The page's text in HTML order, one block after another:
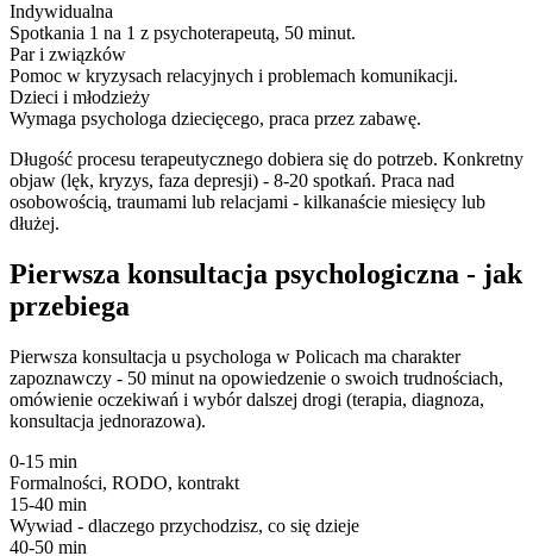
Indywidualna
Spotkania 1 na 1 z psychoterapeutą, 50 minut.
Par i związków
Pomoc w kryzysach relacyjnych i problemach komunikacji.
Dzieci i młodzieży
Wymaga psychologa dziecięcego, praca przez zabawę.
Długość procesu terapeutycznego dobiera się do potrzeb. Konkretny
objaw (lęk, kryzys, faza depresji) - 8-20 spotkań. Praca nad
osobowością, traumami lub relacjami - kilkanaście miesięcy lub
dłużej.
Pierwsza konsultacja psychologiczna - jak
przebiega
Pierwsza konsultacja u psychologa w Policach ma charakter
zapoznawczy - 50 minut na opowiedzenie o swoich trudnościach,
omówienie oczekiwań i wybór dalszej drogi (terapia, diagnoza,
konsultacja jednorazowa).
0-15 min
Formalności, RODO, kontrakt
15-40 min
Wywiad - dlaczego przychodzisz, co się dzieje
40-50 min